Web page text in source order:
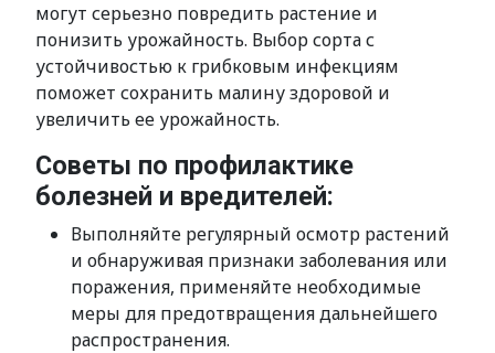
могут серьезно повредить растение и
понизить урожайность. Выбор сорта с
устойчивостью к грибковым инфекциям
поможет сохранить малину здоровой и
увеличить ее урожайность.
Советы по профилактике
болезней и вредителей:
Выполняйте регулярный осмотр растений
и обнаруживая признаки заболевания или
поражения, применяйте необходимые
меры для предотвращения дальнейшего
распространения.